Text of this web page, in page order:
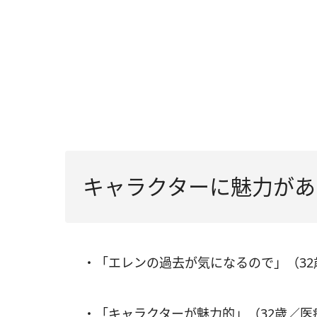
キャラクターに魅力が
・「エレンの過去が気になるので」（
・「キャラクターが魅力的」（32歳／